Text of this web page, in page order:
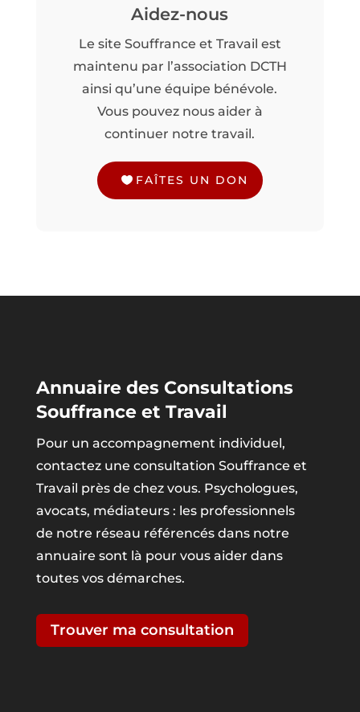
Aidez-nous
Le site Souffrance et Travail est
maintenu par l’association DCTH
ainsi qu’une équipe bénévole.
Vous pouvez nous aider à
continuer notre travail.
FAÎTES UN DON
Annuaire des Consultations
Souffrance et Travail
Pour un accompagnement individuel,
contactez une consultation Souffrance et
Travail près de chez vous. Psychologues,
avocats, médiateurs : les professionnels
de notre réseau référencés dans notre
annuaire sont là pour vous aider dans
toutes vos démarches.
Trouver ma consultation